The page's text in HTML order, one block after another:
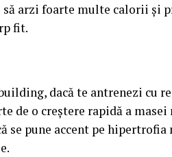
să arzi foarte multe calorii și
fit.
dacă te antrenezi cu
de o creștere rapidă a
se pune accent pe